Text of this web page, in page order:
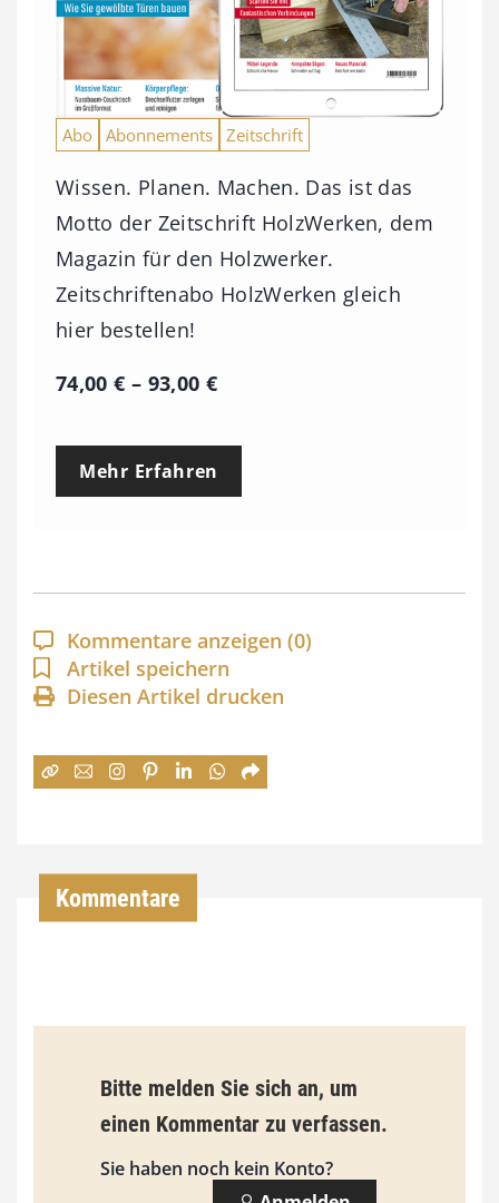
Abo Abonnements Zeitschrift
Wissen. Planen. Machen. Das ist das
Motto der Zeitschrift HolzWerken, dem
Magazin für den Holzwerker.
Zeitschriftenabo HolzWerken gleich
hier bestellen!
74,00€ – 93,00 €P
e
p
a
n
n
:
€
i
s
9
Mehr Erfahren
Kommentare anzeigen (0)
Artikel speichern
Diesen Artikel drucken
Kommentare
Bitte melden Sie sich an, um
einen Kommentar zu verfassen.
Sie haben noch kein Konto?